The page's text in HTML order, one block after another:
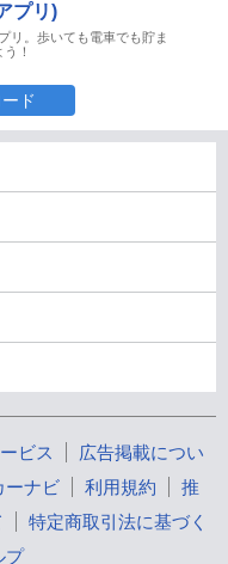
プリ)
リ。歩いても電車でも貯ま
！
ド
ビス
広告掲載につい
ーナビ 利用規約
推
特定商取引法に基づく
プ